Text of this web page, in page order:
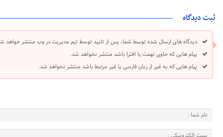
ثبت دیدگاه
دیدگاه های ارسال شده توسط شما، پس از تایید توسط تیم مدیریت در وب منتشر خواهد
پیام هایی که حاوی تهمت یا افترا باشد منتشر نخواهد شد.
پیام هایی که به غیر از زبان فارسی یا غیر مرتبط باشد منتشر نخواهد شد.